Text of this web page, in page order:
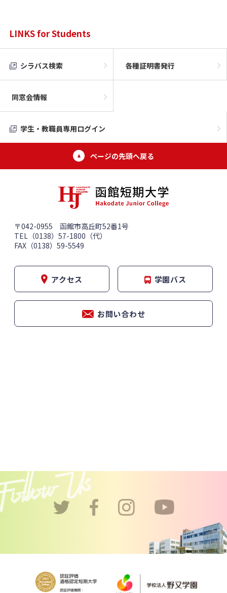
LINKS for Students
シラバス検索 各種証明書発行
同窓会情報
学生・教職員専用ログイン
ページの先頭へ戻る
〒042-0955 函館市高丘町52番1号
TEL（0138）57-1800（代）
FAX（0138）59-5549
アクセス 学園バス
お問い合わせ